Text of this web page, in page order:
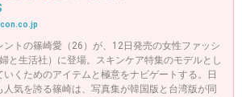
ントの篠崎愛（26）が、12日発売の女性ファッシ
と生活社）に登場。スキンケア特集のモデルとし
くためのアイテムと極意をナビゲートする。日
気を誇る篠崎は、写真集が韓国版と台湾版が同